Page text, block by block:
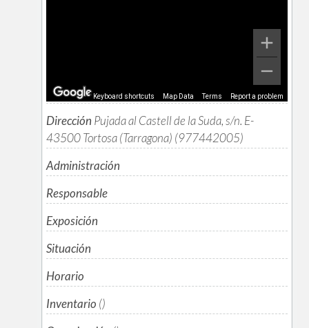
Keyboard shortcuts Map Data Terms Report a problem
Dirección Pujada al Castell de la Suda, s/n. E-
43500 Tortosa (Tarragona) (977442005)
Administración
Responsable
Exposición
Situación
Horario
Inventario ()